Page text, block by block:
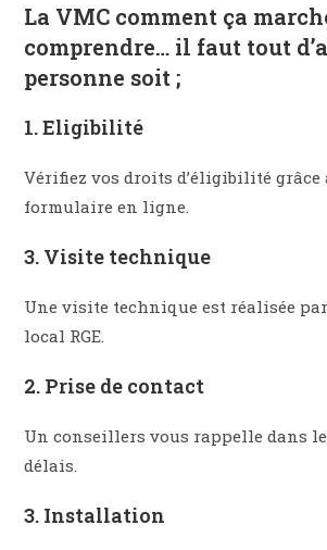
La VMC comment ça
comprendre… il faut tout
personne soit ;
1. Eligibilité
Vérifiez vos droits d’éligibilité grâce
formulaire en ligne.​
3. Visite technique
Une visite technique est réalisée
local RGE.
2. Prise de contact
Un conseillers vous rappelle dans
délais.
3. Installation​